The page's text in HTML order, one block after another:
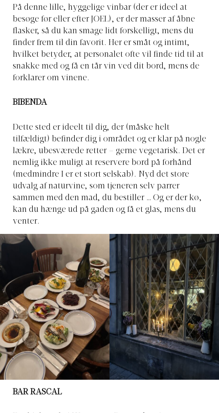
På denne lille, hyggelige vinbar (der er ideel at
besøge før eller efter JOEL), er der masser af åbne
flasker, så du kan smage lidt forskelligt, mens du
finder frem til din favorit. Her er småt og intimt,
hvilket betyder, at personalet ofte vil finde tid til at
snakke med og få en tår vin ved dit bord, mens de
forklarer om vinene.
BIBENDA
Dette sted er ideelt til dig, der (måske helt
tilfældigt) befinder dig i området og er klar på nogle
lækre, ubesværede retter – gerne vegetarisk. Det er
nemlig ikke muligt at reservere bord på forhånd
(medmindre I er et stort selskab). Nyd det store
udvalg af naturvine, som tjeneren selv parrer
sammen med den mad, du bestiller … Og er der kø,
kan du hænge ud på gaden og få et glas, mens du
venter.
BAR RASCAL